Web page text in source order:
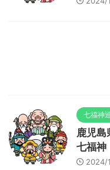
七福神
鹿児島
七福神
2024/